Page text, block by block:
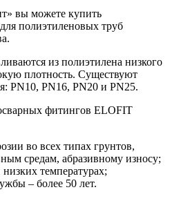
вы можете купить
полиэтиленовых труб
из полиэтилена низкого
плотность. Существуют
PN10, PN16, PN20 и PN25.
фитингов ELOFIT
во всех типах грунтов,
средам, абразивному износу;
температурах;
– более 50 лет.